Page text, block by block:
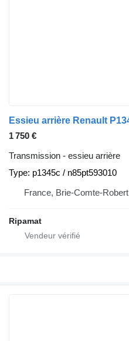
1 750 €
Transmission - essieu arrière
Type: p1345c / n85pt593010
France, Brie-Comte-Robert
Ripamat